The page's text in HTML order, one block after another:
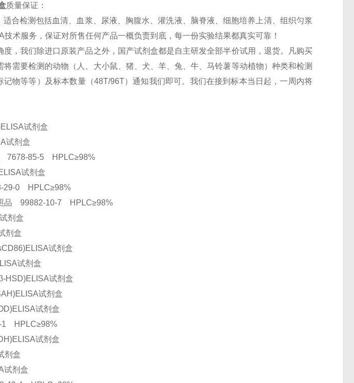
质量保证：
合检测包括血清、血浆、尿液、胸腹水、灌洗液、脑脊液、细胞培养上清、组织匀浆
术服务，保证对所售任何产品一概负责到底，每一份实验结果都真实可靠！
，我们除进口原装产品之外，国产试剂盒都是自主研发全部半价试用，退货。凡购买
需要检测的动物（人、大小鼠、猪、犬、羊、兔、牛、马铃薯等动植物）种类和检测
物等等）及标本数量（48T/96T）通知我们即可。我们在接到标本当日起，一周内将
试剂盒
试剂盒
7678-85-5 HPLC≥98%
试剂盒
29-0 HPLC≥98%
品 99882-10-7 HPLC≥98%
剂盒
剂盒
试剂盒
试剂盒
HSD)ELISA试剂盒
试剂盒
试剂盒
1 HPLC≥98%
试剂盒
剂盒
试剂盒